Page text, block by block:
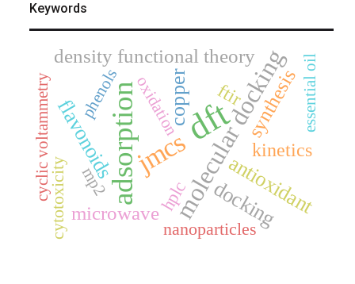
Keywords
dft
adsorptionjmcsmolecular docking
copper
antioxidant
flavonoids
docking
density functional theory
microwave
synthesis
kinetics
ftir
cytotoxicity hplc
nanoparticles
oxidation essential oil
cyclic voltammetry mp2
phenols